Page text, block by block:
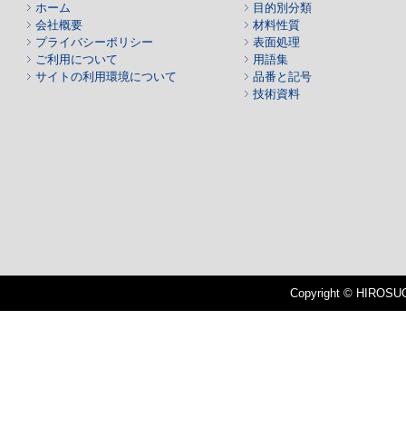
ホーム
会社概要
プライバシーポリシー
ご利用について
サイトの利用環境について
目的別分類
材料性質
表面処理
用語集
品番と記号
技術資料
Copyright ©